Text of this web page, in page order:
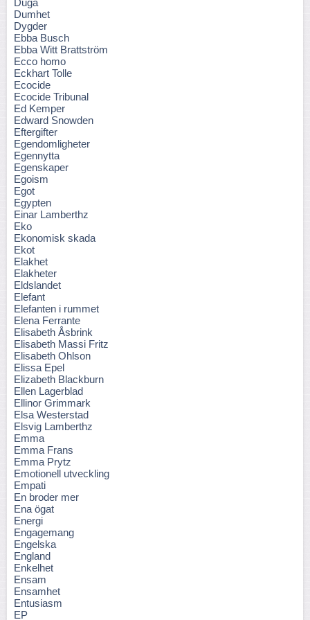
Duga
Dumhet
Dygder
Ebba Busch
Ebba Witt Brattström
Ecco homo
Eckhart Tolle
Ecocide
Ecocide Tribunal
Ed Kemper
Edward Snowden
Eftergifter
Egendomligheter
Egennytta
Egenskaper
Egoism
Egot
Egypten
Einar Lamberthz
Eko
Ekonomisk skada
Ekot
Elakhet
Elakheter
Eldslandet
Elefant
Elefanten i rummet
Elena Ferrante
Elisabeth Åsbrink
Elisabeth Massi Fritz
Elisabeth Ohlson
Elissa Epel
Elizabeth Blackburn
Ellen Lagerblad
Ellinor Grimmark
Elsa Westerstad
Elsvig Lamberthz
Emma
Emma Frans
Emma Prytz
Emotionell utveckling
Empati
En broder mer
Ena ögat
Energi
Engagemang
Engelska
England
Enkelhet
Ensam
Ensamhet
Entusiasm
EP